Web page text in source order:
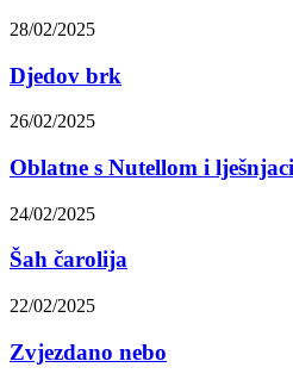
28/02/2025
Djedov brk
26/02/2025
Oblatne s Nutellom i
24/02/2025
Šah čarolija
22/02/2025
Zvjezdano nebo